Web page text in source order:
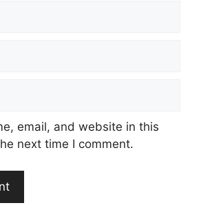
email, and website in this
next time I comment.